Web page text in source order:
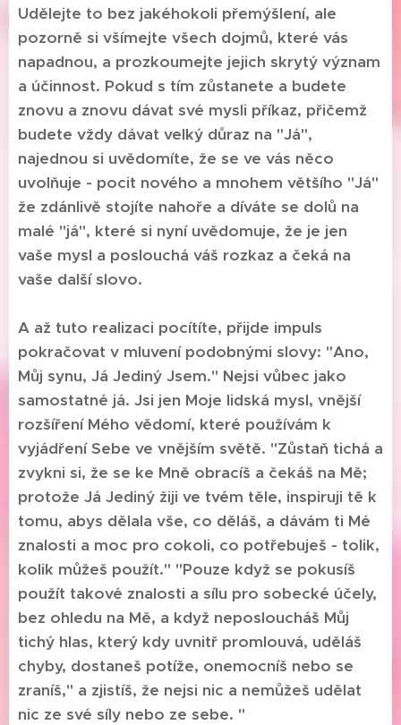
Udělejte to bez jakéhokoli přemýšlení, ale
pozorně si všímejte všech dojmů, které vás
napadnou, a prozkoumejte jejich skrytý význam
a účinnost. Pokud s tím zůstanete a budete
znovu a znovu dávat své mysli příkaz, přičemž
budete vždy dávat velký důraz na "Já",
najednou si uvědomíte, že se ve vás něco
uvolňuje - pocit nového a mnohem většího "Já"
že zdánlivě stojíte nahoře a díváte se dolů na
malé "já", které si nyní uvědomuje, že je jen
vaše mysl a poslouchá váš rozkaz a čeká na
vaše další slovo.
A až tuto realizaci pocítíte, přijde impuls
pokračovat v mluvení podobnými slovy: "Ano,
Můj synu, Já Jediný Jsem." Nejsi vůbec jako
samostatné já. Jsi jen Moje lidská mysl, vnější
rozšíření Mého vědomí, které používám k
vyjádření Sebe ve vnějším světě. "Zůstaň tichá a
zvykni si, že se ke Mně obracíš a čekáš na Mě;
protože Já Jediný žiji ve tvém těle, inspiruji tě k
tomu, abys dělala vše, co děláš, a dávám ti Mé
znalosti a moc pro cokoli, co potřebuješ - tolik,
kolik můžeš použít." "Pouze když se pokusíš
použít takové znalosti a sílu pro sobecké účely,
bez ohledu na Mě, a když neposloucháš Můj
tichý hlas, který kdy uvnitř promlouvá, uděláš
chyby, dostaneš potíže, onemocníš nebo se
zraníš," a zjistíš, že nejsi nic a nemůžeš udělat
nic ze své síly nebo ze sebe. "